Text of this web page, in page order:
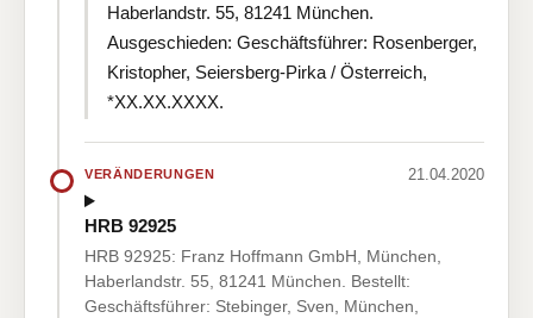
Haberlandstr. 55, 81241 München.
Ausgeschieden: Geschäftsführer: Rosenberger,
Kristopher, Seiersberg-Pirka / Österreich,
*XX.XX.XXXX.
VERÄNDERUNGEN 21.04.2020
HRB 92925
HRB 92925: Franz Hoffmann GmbH, München,
Haberlandstr. 55, 81241 München. Bestellt:
Geschäftsführer: Stebinger, Sven, München,